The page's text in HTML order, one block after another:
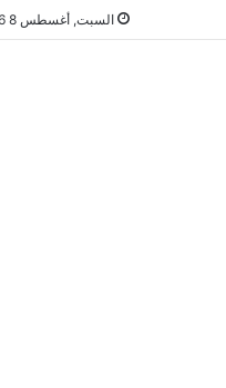
السبت, أغسطس 8 2026